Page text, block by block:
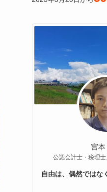
宮
公認会計士・税理
自由は、偶然ではな